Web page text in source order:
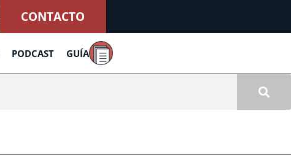
CONTACTO
PODCAST GUÍA